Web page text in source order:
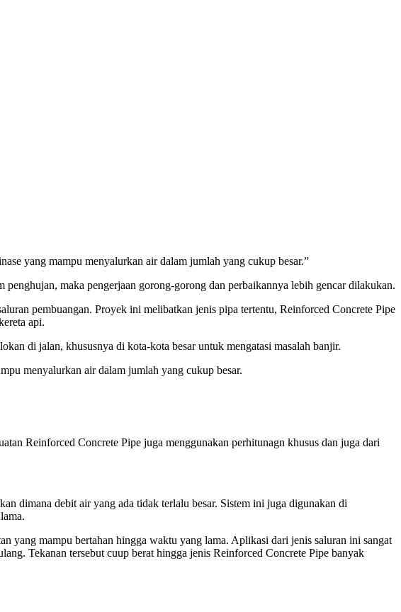
yang mampu menyalurkan air dalam jumlah yang cukup besar.”
maka pengerjaan gorong-gorong dan perbaikannya lebih gencar dilakukan.
pembuangan. Proyek ini melibatkan jenis pipa tertentu, Reinforced Concrete Pipe
api.
di jalan, khususnya di kota-kota besar untuk mengatasi masalah banjir.
menyalurkan air dalam jumlah yang cukup besar.
Reinforced Concrete Pipe juga menggunakan perhitunagn khusus dan juga dari
dimana debit air yang ada tidak terlalu besar. Sistem ini juga digunakan di
yang mampu bertahan hingga waktu yang lama. Aplikasi dari jenis saluran ini sangat
Tekanan tersebut cuup berat hingga jenis Reinforced Concrete Pipe banyak